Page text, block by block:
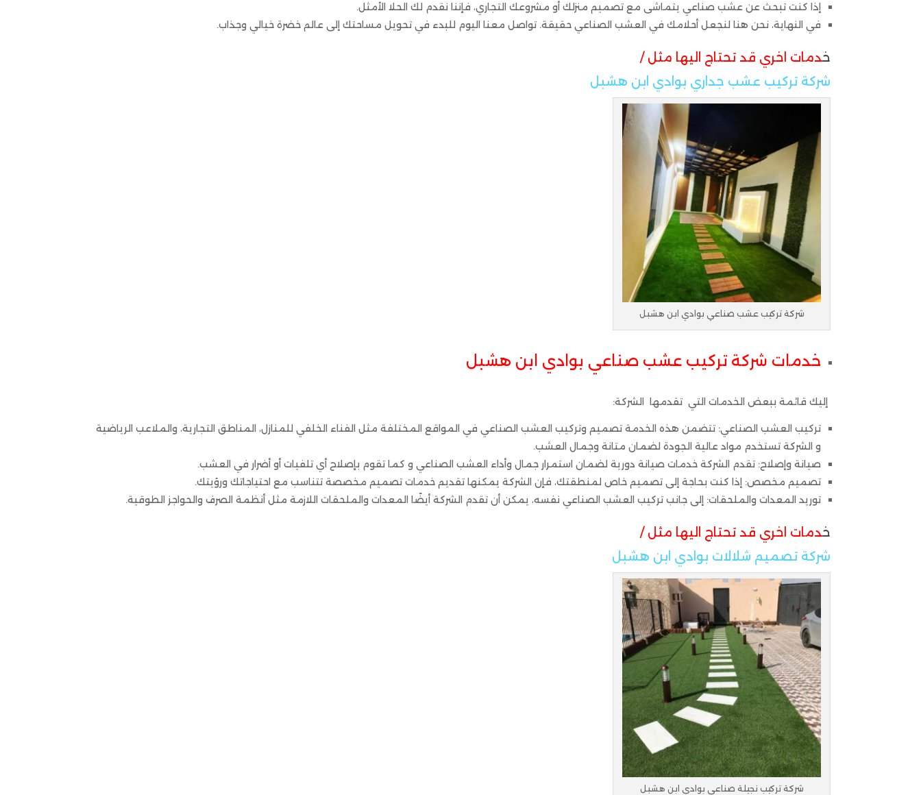
إذا كنت تبحث عن عشب صناعي يتماشى مع تصميم منزلك أو مشروعك التجاري، فإننا نقدم لك الحلا الأمثل.
في النهاية، نحن هنا لنجعل أحلامك في العشب الصناعي حقيقة. تواصل معنا اليوم للبدء في تحويل مساحتك إلى عالم خضرة خيالي وجذاب.
خدمات اخري قد تحتاج اليها مثل /
شركة تركيب عشب جداري بوادي ابن هشبل
شركة تركيب عشب صناعي بوادي ابن هشبل
خدمات شركة تركيب عشب صناعي بوادي ابن هشبل
إليك قائمة ببعض الخدمات التي تقدمها الشركة:
تركيب العشب الصناعي: تتضمن هذه الخدمة تصميم وتركيب العشب الصناعي في المواقع المختلفة مثل الفناء الخلفي للمنازل، المناطق التجارية، والملاعب الرياضية
و الشركة تستخدم مواد عالية الجودة لضمان متانة وجمال العشب.
صيانة وإصلاح: تقدم الشركة خدمات صيانة دورية لضمان استمرار جمال وأداء العشب الصناعي و كما تقوم بإصلاح أي تلفيات أو أضرار في العشب.
تصميم مخصص: إذا كنت بحاجة إلى تصميم خاص لمنطقتك، فإن الشركة يمكنها تقديم خدمات تصميم مخصصة تتناسب مع احتياجاتك ورؤيتك.
توريد المعدات والملحقات: إلى جانب تركيب العشب الصناعي نفسه، يمكن أن تقدم الشركة أيضًا المعدات والملحقات اللازمة مثل أنظمة الصرف والحواجز الطوقية.
خدمات اخري قد تحتاج اليها مثل /
شركة تصميم شلالات بوادي ابن هشبل
شركة تركيب نجيلة صناعي بوادي ابن هشبل